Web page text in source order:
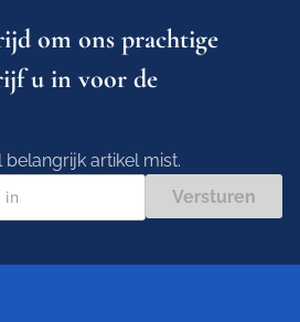
om ons prachtige
u in voor de
artikel mist.
Versturen